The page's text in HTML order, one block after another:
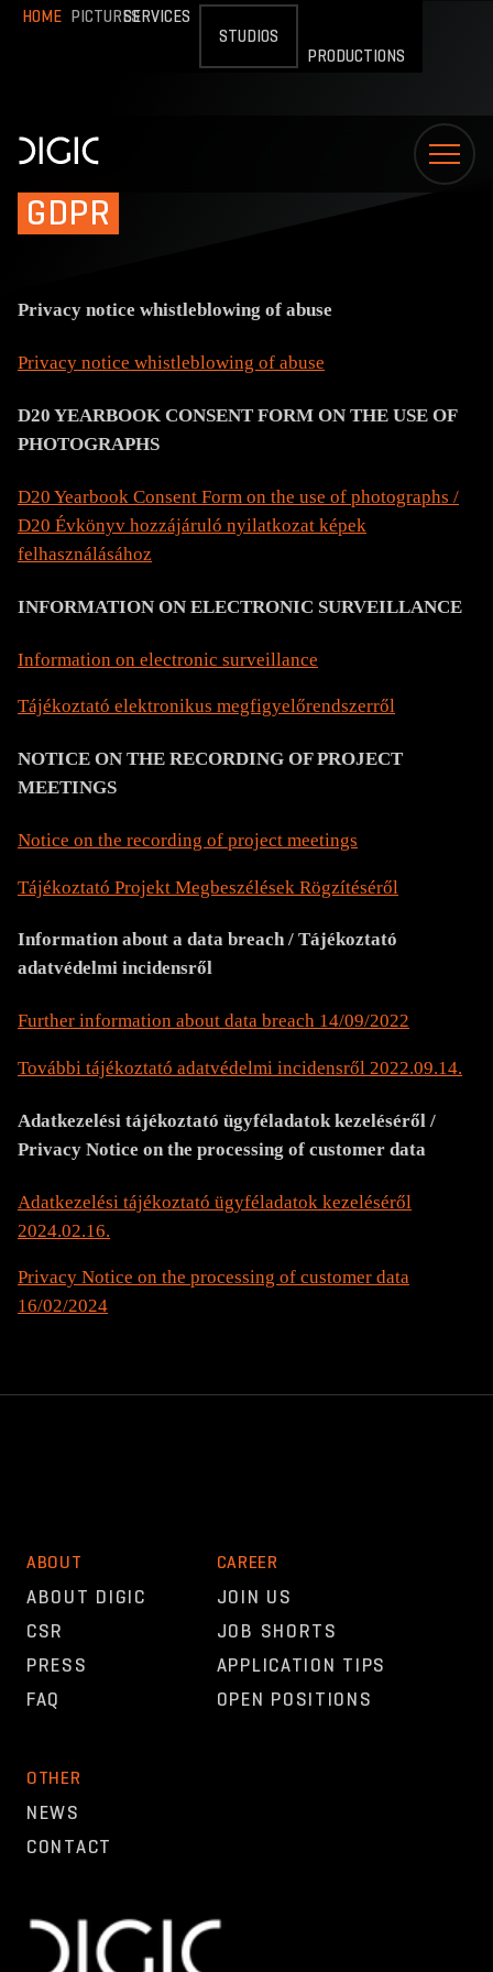
HOME PICTURESSERVICES
STUDIOS
PRODUCTIONS
GDPR
Privacy notice whistleblowing of abuse
Privacy notice whistleblowing of abuse
D20 YEARBOOK CONSENT FORM ON THE USE OF
PHOTOGRAPHS
D20 Yearbook Consent Form on the use of photographs /
D20 Évkönyv hozzájáruló nyilatkozat képek
felhasználásához
INFORMATION ON ELECTRONIC SURVEILLANCE
Information on electronic surveillance
Tájékoztató elektronikus megfigyelőrendszerről
NOTICE ON THE RECORDING OF PROJECT
MEETINGS
Notice on the recording of project meetings
Tájékoztató Projekt Megbeszélések Rögzítéséről
Information about a data breach / Tájékoztató
adatvédelmi incidensről
Further information about data breach 14/09/2022
További tájékoztató adatvédelmi incidensről 2022.09.14.
Adatkezelési tájékoztató ügyféladatok kezeléséről /
Privacy Notice on the processing of customer data
Adatkezelési tájékoztató ügyféladatok kezeléséről
2024.02.16.
Privacy Notice on the processing of customer data
16/02/2024
ABOUT
ABOUT DIGIC
CSR
PRESS
FAQ
CAREER
JOIN US
JOB SHORTS
APPLICATION TIPS
OPEN POSITIONS
OTHER
NEWS
CONTACT